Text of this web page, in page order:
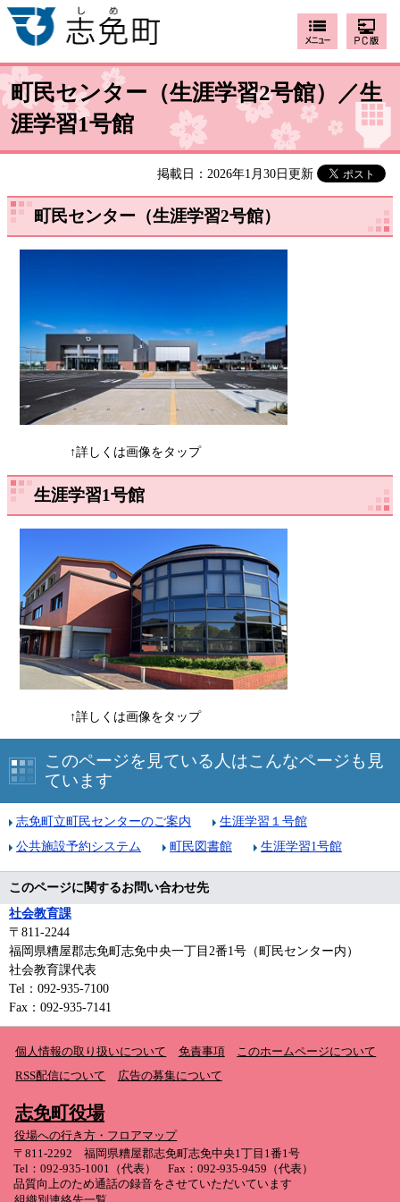
町民センター（生涯学習2号館）／生
涯学習1号館
掲載日：2026年1月30日更新
町民センター（生涯学習2号館）
↑詳しくは画像をタップ
生涯学習1号館
↑詳しくは画像をタップ
このページを見ている人はこんなページも見
ています
志免町立町民センターのご案内
生涯学習１号館
公共施設予約システム
町民図書館 生涯学習1号館
このページに関するお問い合わせ先
社会教育課
〒811-2244
福岡県糟屋郡志免町志免中央一丁目2番1号（町民センター内）
社会教育課代表
Tel：092-935-7100
Fax：092-935-7141
個人情報の取り扱いについて 免責事項
このホームページについて
RSS配信について
広告の募集について
志免町役場
役場への行き方・フロアマップ
〒811-2292 福岡県糟屋郡志免町志免中央1丁目1番1号
Tel：092-935-1001（代表） Fax：092-935-9459（代表）
品質向上のため通話の録音をさせていただいています